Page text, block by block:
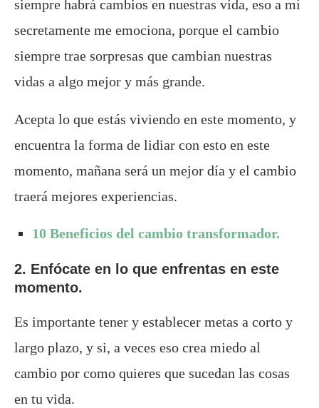
siempre habrá cambios en nuestras vida, eso a mí
secretamente me emociona, porque el cambio
siempre trae sorpresas que cambian nuestras
vidas a algo mejor y más grande.
Acepta lo que estás viviendo en este momento, y
encuentra la forma de lidiar con esto en este
momento, mañana será un mejor día y el cambio
traerá mejores experiencias.
10 Beneficios del cambio transformador.
2. Enfócate en lo que enfrentas en este
momento.
Es importante tener y establecer metas a corto y
largo plazo, y si, a veces eso crea miedo al
cambio por como quieres que sucedan las cosas
en tu vida.